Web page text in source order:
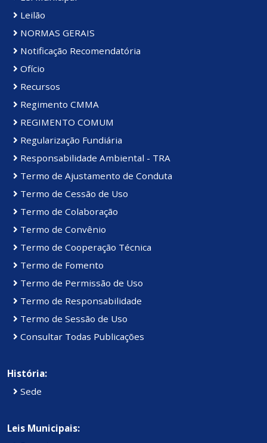
Leilão
NORMAS GERAIS
Notificação Recomendatória
Ofício
Recursos
Regimento CMMA
REGIMENTO COMUM
Regularização Fundiária
Responsabilidade Ambiental - TRA
Termo de Ajustamento de Conduta
Termo de Cessão de Uso
Termo de Colaboração
Termo de Convênio
Termo de Cooperação Técnica
Termo de Fomento
Termo de Permissão de Uso
Termo de Responsabilidade
Termo de Sessão de Uso
Consultar Todas Publicações
História:
Sede
Leis Municipais: